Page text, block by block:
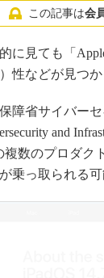
この記事は会
に見ても「
）性などが見つ
障省サイバー
and
複数のプロダ
乗っ取られる